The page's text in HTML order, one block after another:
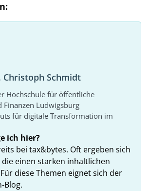
Christoph Schmidt
Hochschule für öffentliche
Finanzen Ludwigsburg
für digitale Transformation im
ich hier?
bei tax&bytes. Oft ergeben sich
einen starken inhaltlichen
diese Themen eignet sich der
Blog.